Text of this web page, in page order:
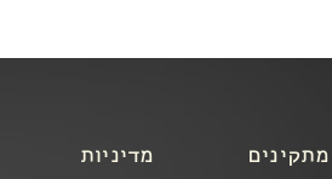
מדיניות מתקינים